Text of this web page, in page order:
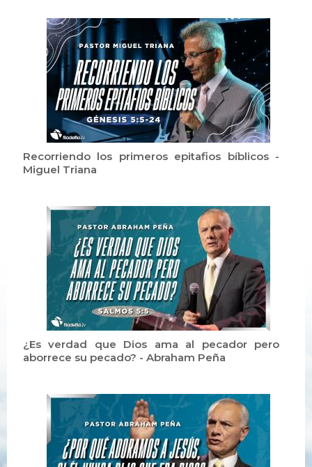
Recorriendo los primeros epitafios bíblicos -
Miguel Triana
¿Es verdad que Dios ama al pecador pero
aborrece su pecado? - Abraham Peña